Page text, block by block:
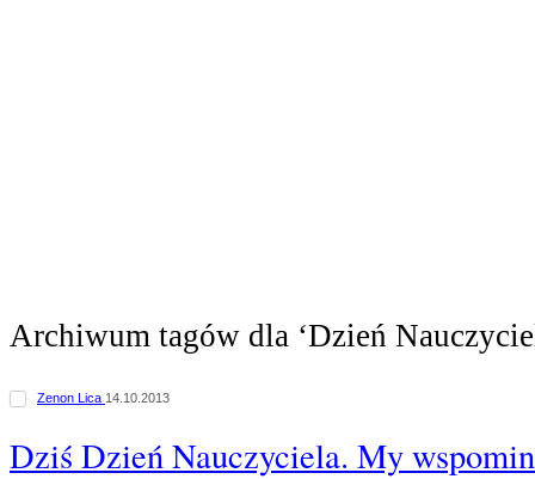
Archiwum tagów dla ‘Dzień
Zenon Lica 14.10.2013
Dziś Dzień Nauczyciela. My